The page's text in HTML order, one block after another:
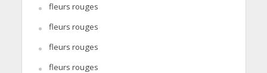
fleurs rouges
fleurs rouges
fleurs rouges
fleurs rouges